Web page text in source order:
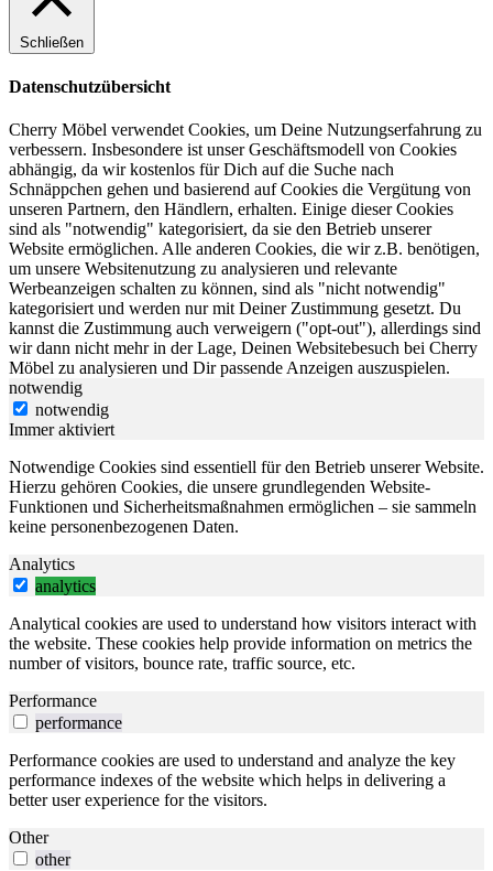
Schließen
Datenschutzübersicht
Cherry Möbel verwendet Cookies, um Deine Nutzungserfahrung zu
verbessern. Insbesondere ist unser Geschäftsmodell von Cookies
abhängig, da wir kostenlos für Dich auf die Suche nach
Schnäppchen gehen und basierend auf Cookies die Vergütung von
unseren Partnern, den Händlern, erhalten. Einige dieser Cookies
sind als "notwendig" kategorisiert, da sie den Betrieb unserer
Website ermöglichen. Alle anderen Cookies, die wir z.B. benötigen,
um unsere Websitenutzung zu analysieren und relevante
Werbeanzeigen schalten zu können, sind als "nicht notwendig"
kategorisiert und werden nur mit Deiner Zustimmung gesetzt. Du
kannst die Zustimmung auch verweigern ("opt-out"), allerdings sind
wir dann nicht mehr in der Lage, Deinen Websitebesuch bei Cherry
Möbel zu analysieren und Dir passende Anzeigen auszuspielen.
notwendig
notwendig
Immer aktiviert
Notwendige Cookies sind essentiell für den Betrieb unserer Website.
Hierzu gehören Cookies, die unsere grundlegenden Website-
Funktionen und Sicherheitsmaßnahmen ermöglichen – sie sammeln
keine personenbezogenen Daten.
Analytics
analytics
Analytical cookies are used to understand how visitors interact with
the website. These cookies help provide information on metrics the
number of visitors, bounce rate, traffic source, etc.
Performance
performance
Performance cookies are used to understand and analyze the key
performance indexes of the website which helps in delivering a
better user experience for the visitors.
Other
other